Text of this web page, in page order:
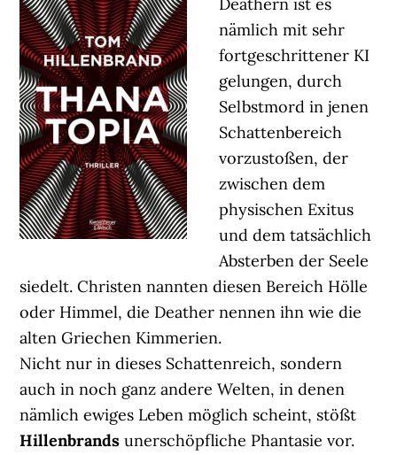
Deathern ist es
nämlich mit sehr
fortgeschrittener KI
gelungen, durch
Selbstmord in jenen
Schattenbereich
vorzustoßen, der
zwischen dem
physischen Exitus
und dem tatsächlich
Absterben der Seele
siedelt. Christen nannten diesen Bereich Hölle
oder Himmel, die Deather nennen ihn wie die
alten Griechen Kimmerien.
Nicht nur in dieses Schattenreich, sondern
auch in noch ganz andere Welten, in denen
nämlich ewiges Leben möglich scheint, stößt
Hillenbrandsunerschöpfliche Phantasie vor.